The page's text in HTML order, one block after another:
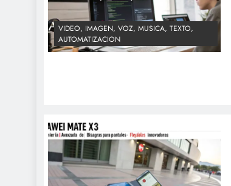
VIDEO, IMAGEN, VOZ, MUSICA, TEXTO,
AUTOMATIZACION